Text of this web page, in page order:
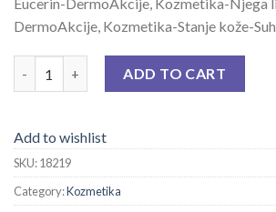
DermoAkcije, Kozmetika-Stanje kože-
ADD TO CART
Add to wishlist
SKU:18219
Category:Kozmetika